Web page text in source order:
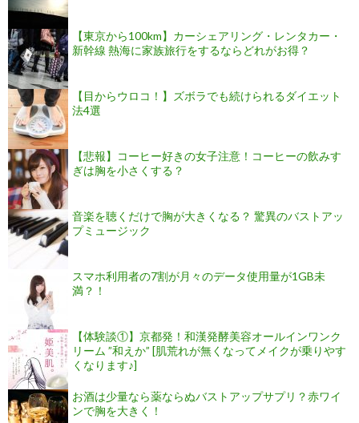
【東京から100km】カーシェアリング・レンタカー・
新幹線 熱海に家族旅行をするならどれがお得？
【目からウロコ！】ズボラでも続けられるダイエット
法4選
【悲報】コーヒー好きの女子注意！コーヒーの飲みす
ぎは胸を小さくする？
音楽を聴くだけで胸が大きくなる？ 驚異のバストアッ
プミュージック
スマホ利用者の7割が月々のデータ使用量が1GB未
満？！
【体験談①】京都発！和漢発酵美容オールインワンク
リーム ”和えか” [肌荒れが無くなってメイクが乗りやす
くなります♪]
お酒は少量なら薬ならぬバストアップサプリ？赤ワイ
ンで胸を大きく！